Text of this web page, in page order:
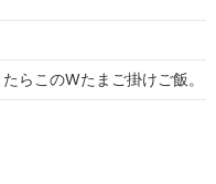
このWたまご掛けご飯。